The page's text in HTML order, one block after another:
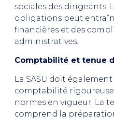
sociales des dirigeants.
obligations peut
financières et des
administratives.
Comptabilité et tenue
La SASU doit
comptabilité
normes en vigueur. La
comprend la